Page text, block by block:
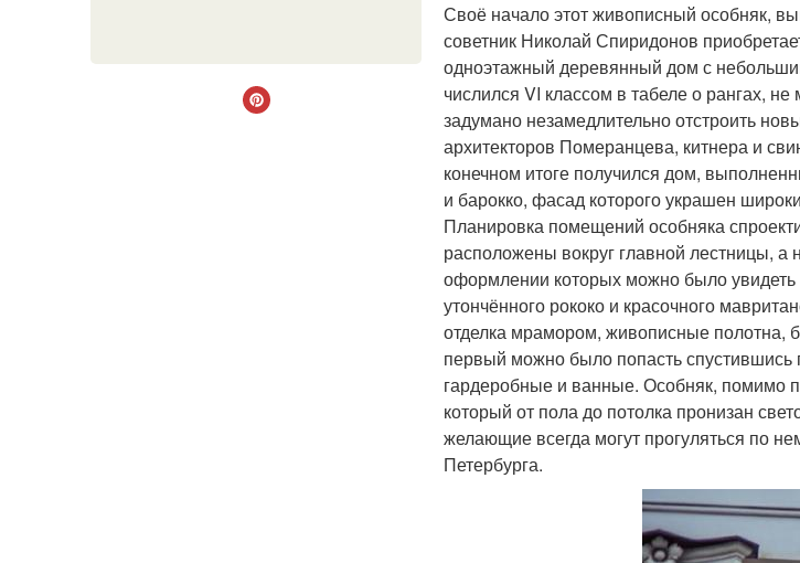
Своё начало этот живописный особняк,
советник Николай Спиридонов
одноэтажный деревянный дом с
числился VI классом в табеле о рангах,
задумано незамедлительно отстроить
архитекторов Померанцева, китнера и
конечном итоге получился дом,
и барокко, фасад которого украшен
Планировка помещений особняка
расположены вокруг главной лестницы,
оформлении которых можно было увидеть
утончённого рококо и красочного
отделка мрамором, живописные полотна,
первый можно было попасть
гардеробные и ванные. Особняк, помимо
который от пола до потолка пронизан
желающие всегда могут прогуляться по
Петербурга.